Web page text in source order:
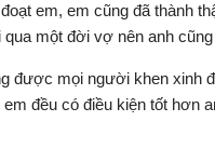
em, em cũng đã thành
một đời vợ nên anh
được mọi người khen xinh
đều có điều kiện tốt